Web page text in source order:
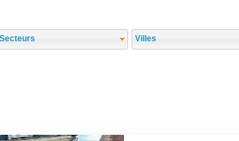
Secteurs Villes